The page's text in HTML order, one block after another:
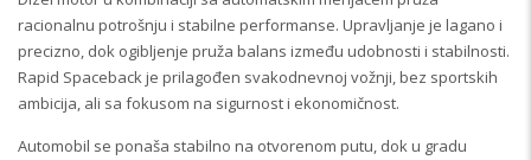
racionalnu potrošnju i stabilne performanse. Upravljanje je lagano i
precizno, dok ogibljenje pruža balans između udobnosti i stabilnosti.
Rapid Spaceback je prilagođen svakodnevnoj vožnji, bez sportskih
ambicija, ali sa fokusom na sigurnost i ekonomičnost.
Automobil se ponaša stabilno na otvorenom putu, dok u gradu